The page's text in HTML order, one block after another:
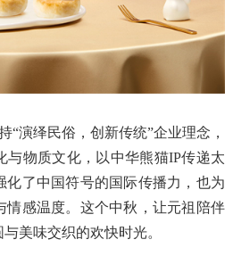
“演绎民俗，创新传统”企业理念，
与物质文化，以中华熊猫IP传递太
化了中国符号的国际传播力，也为
情感温度。这个中秋，让元祖陪伴
美味交织的欢快时光。